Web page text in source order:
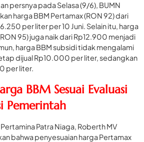
persnya pada Selasa (9/6), BUMN
harga BBM Pertamax (RON 92) dari
per liter per 10 Juni. Selain itu, harga
95) juga naik dari Rp12.900 menjadi
harga BBM subsidi tidak mengalami
dijual Rp10.000 per liter, sedangkan
per liter.
BBM Sesuai Evaluasi
Pemerintah
Patra Niaga, Roberth MV
bahwa penyesuaian harga Pertamax